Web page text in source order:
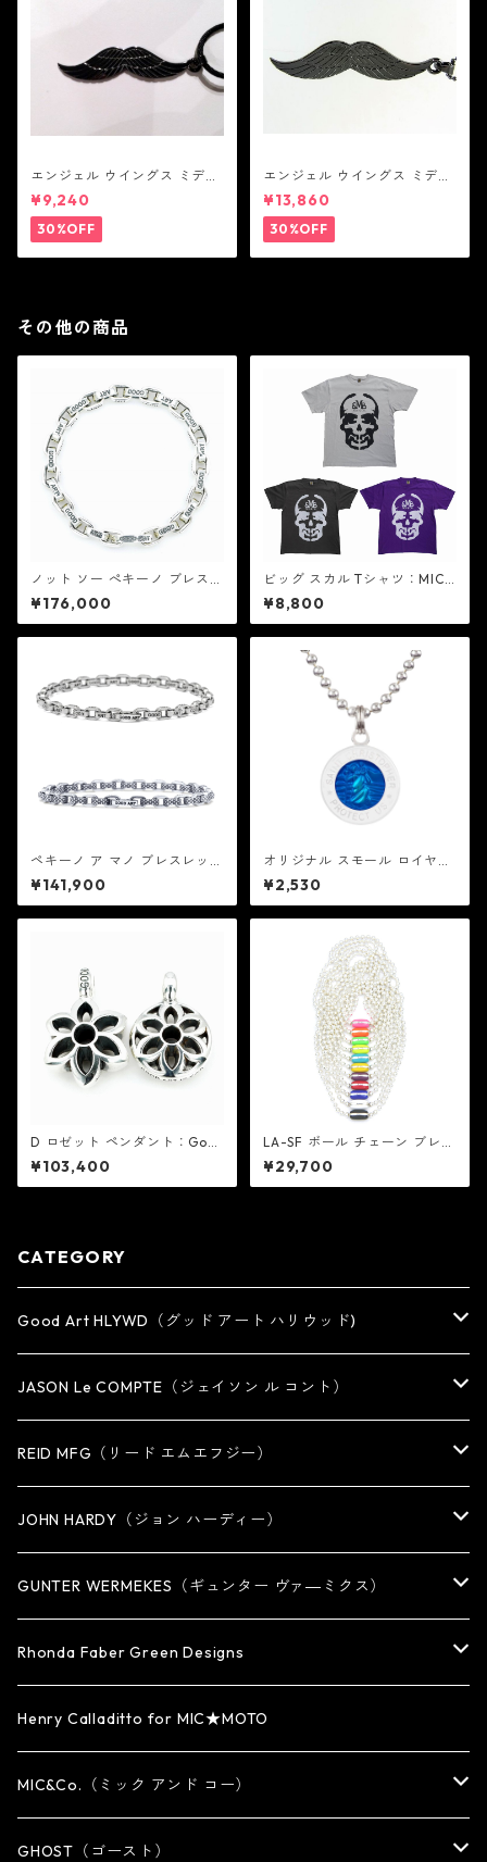
エンジェル ウイングス ミディ
アム ペンダント ブラック コー
ティング（サテンコード付
属）
¥9,240
30%OFF
エンジェル ウイングス ミディ
アム ペンダント ブラック
¥13,860
30%OFF
その他の商品
ノット ソー ぺキーノ ブレスレ
ット ：Good Art HLYWD グ
ッド アート ハリウッド
¥176,000
ビッグ スカル Tシャツ：MIC&
Co. ミック アンド コー
¥8,800
ペキーノ ア マノ ブレスレット
：Good Art HLYWD グッド
アート ハリウッド
¥141,900
オリジナル スモール ロイヤル
ブルー / ホワイト セント クリ
ストファー ネックレス ：GET
BACK NECKLACES ゲット バ
¥2,530
D ロゼット ペンダント：Goo
d Art HLYWD グッド アート
ハリウッド
¥103,400
LA-SF ボール チェーン ブレス
レット w/ セラミック エナメ
ル クラスプ：JASON Le COM
PTE（ジェイソン ル コント）
¥29,700
CATEGORY
Good Art HLYWD（グッド アート ハリウッド)
RING
EARRING・EAR CUFF
PENDANT
BRACELET
WATCH BAND
CUFF・BUNGLE
NECKLACE
KEY CHAIN
JASON Le COMPTE（ジェイソン ル コント）
NECKLACE
BRACELET
KEY CHAIN
REID MFG（リード エムエフジー）
RING
EARRING
PENDANT
BRACELET/CUFF
NECKLACE
WALLET
JOHN HARDY（ジョン ハーディー）
RING
BRACELET
PENDANT / NECKLACE
GUNTER WERMEKES（ギュンター ヴァ―ミクス）
RING
PENDANT / NECKLACE
EARRING
OTHER
Rhonda Faber Green Designs
RING
PENDANT
EARRING
Henry Calladitto for MIC★MOTO
MIC&Co.（ミック アンド コー）
RING
GHOST（ゴースト）